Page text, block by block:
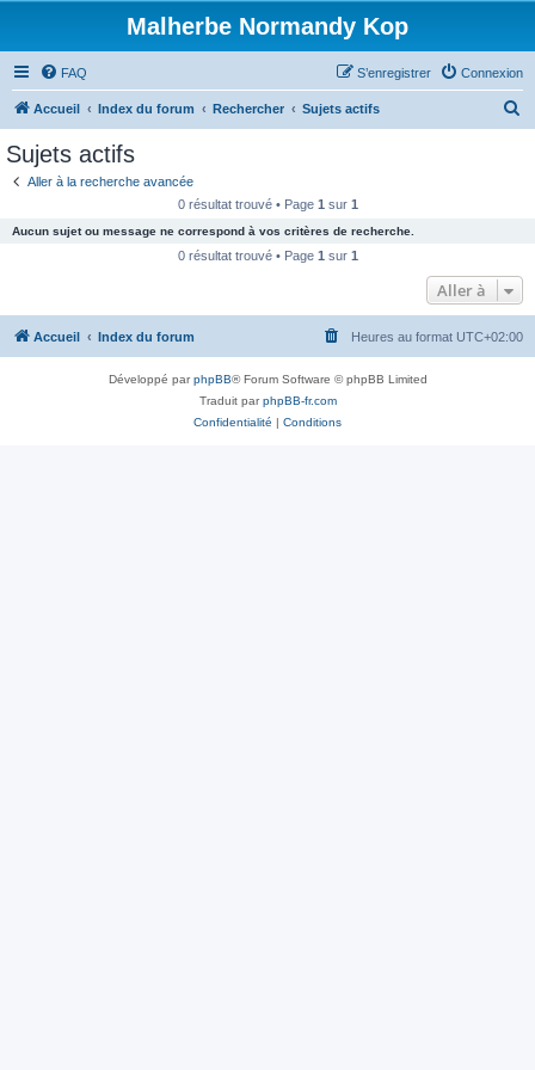
Malherbe Normandy Kop
FAQ Connexion
S’enregistrer
Accueil Index du forum Rechercher Sujets actifs
c
e
Sujets actifs
Aller à la recherche avancée
0 résultat trouvé • Page 1 sur 1
Aucun sujet ou message ne correspond à vos critères de recherche.
0 résultat trouvé • Page 1 sur 1
Aller à
Accueil Index du forum Heures au format UTC+02:00
Développé parphpBB® Forum Software © phpBB Limited
Traduit parphpBB-fr.com
Confidentialité | Conditions